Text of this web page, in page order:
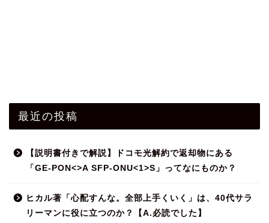
最近の投稿
【説明書付きで解説】ドコモ光解約で返却物にある
「GE-PON<>A SFP-ONU<1>S」ってなにものか？
ヒカル著「心配すんな。全部上手くいく」は、40代サラ
リーマンに役に立つのか？【A.必読でした】